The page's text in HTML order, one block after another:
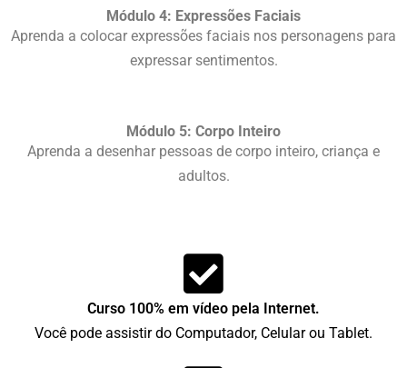
Módulo 4: Expressões Faciais
Aprenda a colocar expressões faciais nos personagens para
expressar sentimentos.
Módulo 5: Corpo Inteiro
Aprenda a desenhar pessoas de corpo inteiro, criança e
adultos.
Curso 100% em vídeo pela Internet.
Você pode assistir do Computador, Celular ou Tablet.